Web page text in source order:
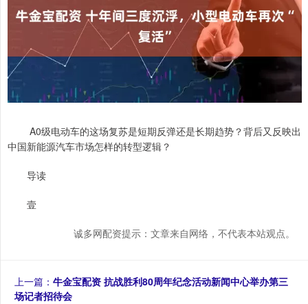
A0级电动车的这场复苏是短期反弹还是长期趋势？背后又反映出
中国新能源汽车市场怎样的转型逻辑？
导读
壹
诚多网配资提示：文章来自网络，不代表本站观点。
上一篇： 牛金宝配资 抗战胜利80周年纪念活动新闻中心举办第三
场记者招待会